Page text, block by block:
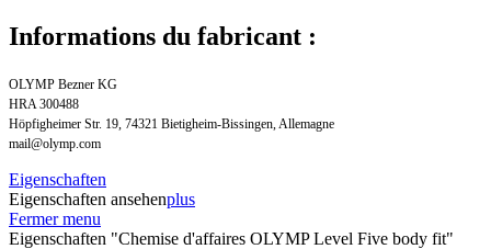
Informations du fabricant :
OLYMP Bezner KG
HRA 300488
Höpfigheimer Str. 19, 74321 Bietigheim-Bissingen, Allemagne
mail@olymp.com
Eigenschaften
Eigenschaften ansehenplus
Fermer menu
Eigenschaften "Chemise d'affaires OLYMP Level Five body fit"